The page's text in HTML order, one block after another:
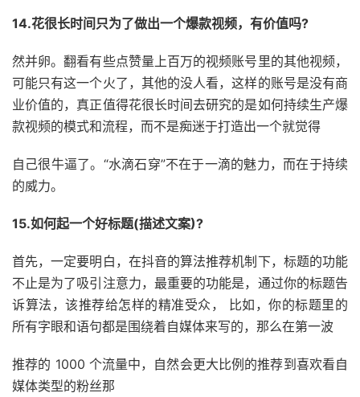
14.花很长时间只为了做出一个爆款视频，有价值吗?
然并卵。翻看有些点赞量上百万的视频账号里的其他视频，
可能只有这一个火了，其他的没人看，这样的账号是没有商
业价值的，真正值得花很长时间去研究的是如何持续生产爆
款视频的模式和流程，而不是痴迷于打造出一个就觉得
自己很牛逼了。“水滴石穿”不在于一滴的魅力，而在于持续
的威力。
15.如何起一个好标题(描述文案)?
首先，一定要明白，在抖音的算法推荐机制下，标题的功能
不止是为了吸引注意力，最重要的功能是，通过你的标题告
诉算法，该推荐给怎样的精准受众， 比如，你的标题里的
所有字眼和语句都是围绕着自媒体来写的，那么在第一波
推荐的 1000 个流量中，自然会更大比例的推荐到喜欢看自
媒体类型的粉丝那